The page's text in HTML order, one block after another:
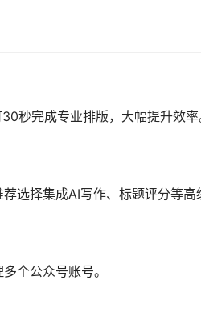
秒完成专业排版，大幅提升效率
选择集成AI写作、标题评分等高
个公众号账号。